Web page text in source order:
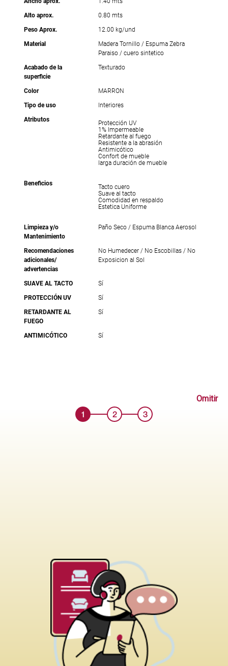
Alto aprox.
0.80 mts
Peso Aprox.
12.00 kg/und
Material
Madera Tornillo / Espuma Zebra
Paraiso / cuero sintetico
Acabado de la
superficie
Texturado
Color
MARRON
Tipo de uso
Interiores
Atributos
Protección UV
1% Impermeable
Retardante al fuego
Resistente a la abrasión
Antimicótico
Confort de mueble
larga duración de mueble
Beneficios
Tacto cuero
Suave al tacto
Comodidad en respaldo
Estetica Uniforme
Limpieza y/o
Mantenimiento
Paño Seco / Espuma Blanca Aerosol
Recomendaciones
adicionales/
advertencias
No Humedecer / No Escobillas / No
Exposicion al Sol
SUAVE AL TACTO
Sí
PROTECCIÓN UV
Sí
RETARDANTE AL
FUEGO
Sí
ANTIMICÓTICO Sí